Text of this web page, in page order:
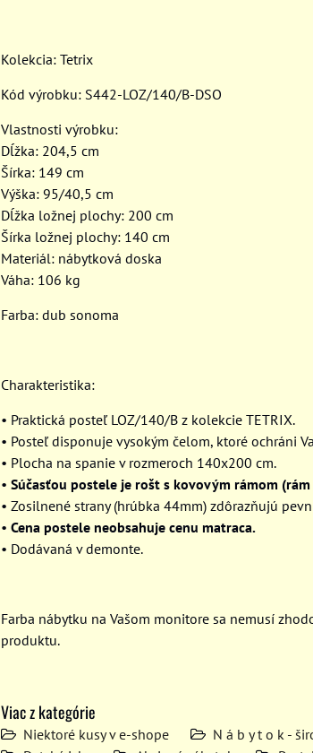
Kolekcia: Tetrix
Kód výrobku: S442-LOZ/140/B-DSO
Vlastnosti výrobku:
Dĺžka: 204,5 cm
Šírka: 149 cm
Výška: 95/40,5 cm
Dĺžka ložnej plochy: 200 cm
Šírka ložnej plochy: 140 cm
Materiál: nábytková doska
Váha: 106 kg
Farba: dub sonoma
Charakteristika:
• Praktická posteľ LOZ/140/B z kolekcie TETRIX.
• Posteľ disponuje vysokým čelom, ktoré ochráni
• Plocha na spanie v rozmeroch 140x200 cm.
• Súčasťou postele je rošt s kovovým rámom
• Zosilnené strany (hrúbka 44mm) zdôrazňujú
• Cena postele neobsahuje cenu matraca.
• Dodávaná v demonte.
Farba nábytku na Vašom monitore sa nemusí
produktu.
Viac z kategórie
Niektoré kusy v e-shope N á b y t o k -